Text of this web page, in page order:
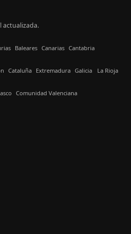
actualizada.
Baleares Canarias Cantabria
Cataluña Extremadura Galicia La Rioja
Comunidad Valenciana